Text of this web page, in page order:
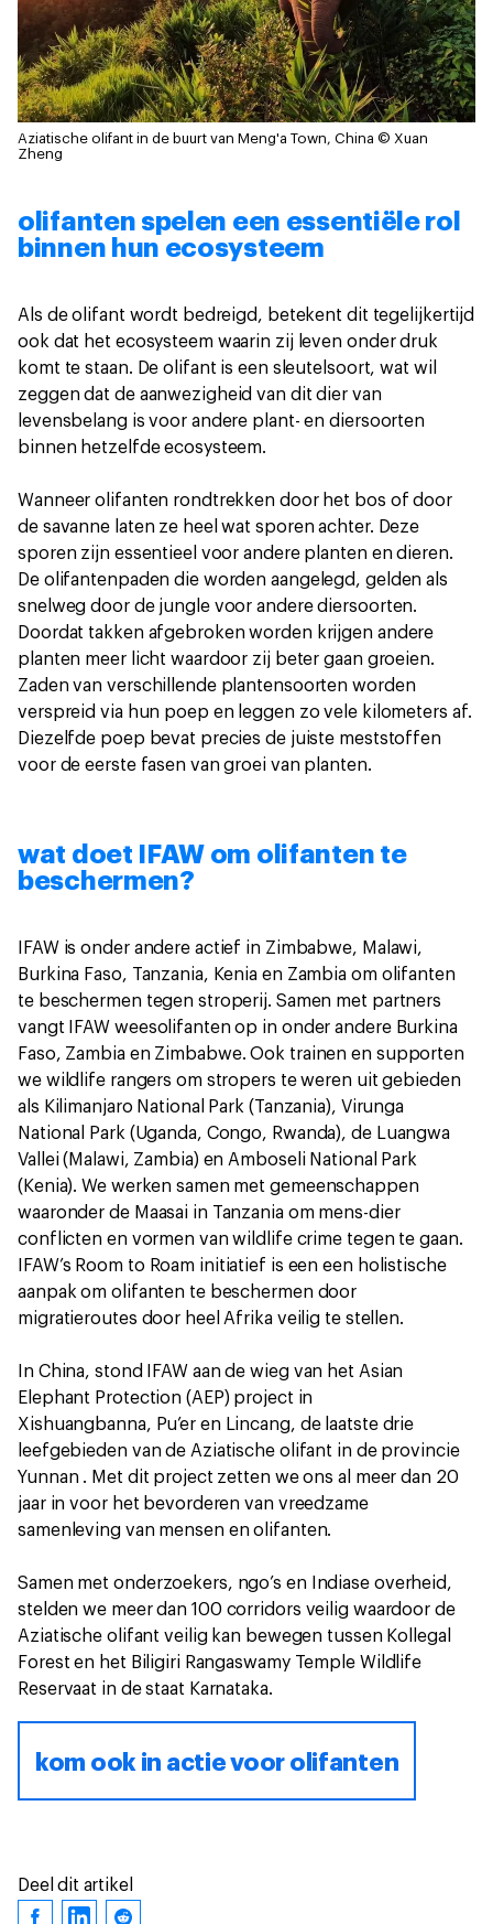
Aziatische olifant in de buurt van Meng'a Town, China © Xuan
Zheng
olifanten spelen een essentiële rol
binnen hun ecosysteem
Als de olifant wordt bedreigd, betekent dit tegelijkertijd
ook dat het ecosysteem waarin zij leven onder druk
komt te staan. De olifant is een sleutelsoort, wat wil
zeggen dat de aanwezigheid van dit dier van
levensbelang is voor andere plant- en diersoorten
binnen hetzelfde ecosysteem.
Wanneer olifanten rondtrekken door het bos of door
de savanne laten ze heel wat sporen achter. Deze
sporen zijn essentieel voor andere planten en dieren.
De olifantenpaden die worden aangelegd, gelden als
snelweg door de jungle voor andere diersoorten.
Doordat takken afgebroken worden krijgen andere
planten meer licht waardoor zij beter gaan groeien.
Zaden van verschillende plantensoorten worden
verspreid via hun poep en leggen zo vele kilometers af.
Diezelfde poep bevat precies de juiste meststoffen
voor de eerste fasen van groei van planten.
wat doet IFAW om olifanten te
beschermen?
IFAW is onder andere actief in Zimbabwe, Malawi,
Burkina Faso, Tanzania, Kenia en Zambia om olifanten
te beschermen tegen stroperij. Samen met partners
vangt IFAW weesolifanten op in onder andere Burkina
Faso, Zambia en Zimbabwe. Ook trainen en supporten
we wildlife rangers om stropers te weren uit gebieden
als Kilimanjaro National Park (Tanzania), Virunga
National Park (Uganda, Congo, Rwanda), de Luangwa
Vallei (Malawi, Zambia) en Amboseli National Park
(Kenia). We werken samen met gemeenschappen
waaronder de Maasai in Tanzania om mens-dier
conflicten en vormen van wildlife crime tegen te gaan.
IFAW’s Room to Roam initiatief is een een holistische
aanpak om olifanten te beschermen door
migratieroutes door heel Afrika veilig te stellen.
In China, stond IFAW aan de wieg van het Asian
Elephant Protection (AEP) project in
Xishuangbanna, Pu’er en Lincang, de laatste drie
leefgebieden van de Aziatische olifant in de provincie
Yunnan . Met dit project zetten we ons al meer dan 20
jaar in voor het bevorderen van vreedzame
samenleving van mensen en olifanten.
Samen met onderzoekers, ngo’s en Indiase overheid,
stelden we meer dan 100 corridors veilig waardoor de
Aziatische olifant veilig kan bewegen tussen Kollegal
Forest en het Biligiri Rangaswamy Temple Wildlife
Reservaat in de staat Karnataka.
kom ook in actie voor olifanten
Deel dit artikel